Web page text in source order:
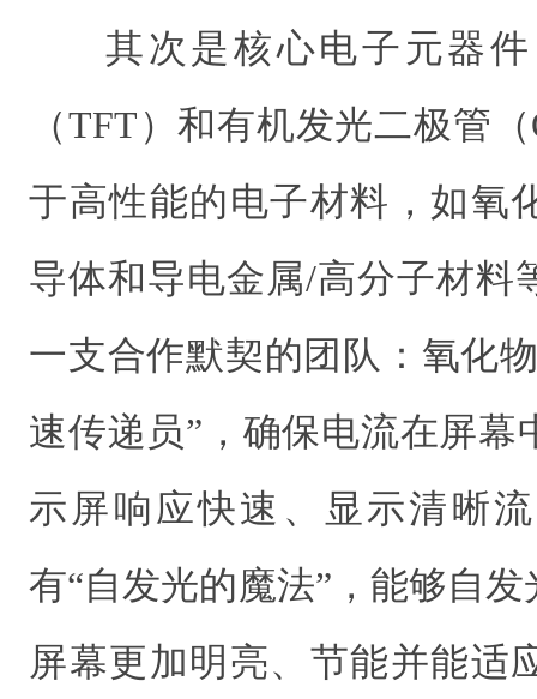
其次是核心电子元器
（TFT）和有机发光二极管
于高性能的电子材料，如氧
导体和导电金属/高分子材料
一支合作默契的团队：氧化
速传递员”，确保电流在屏幕
示屏响应快速、显示清晰
有“自发光的魔法”，能够自
屏幕更加明亮、节能并能适